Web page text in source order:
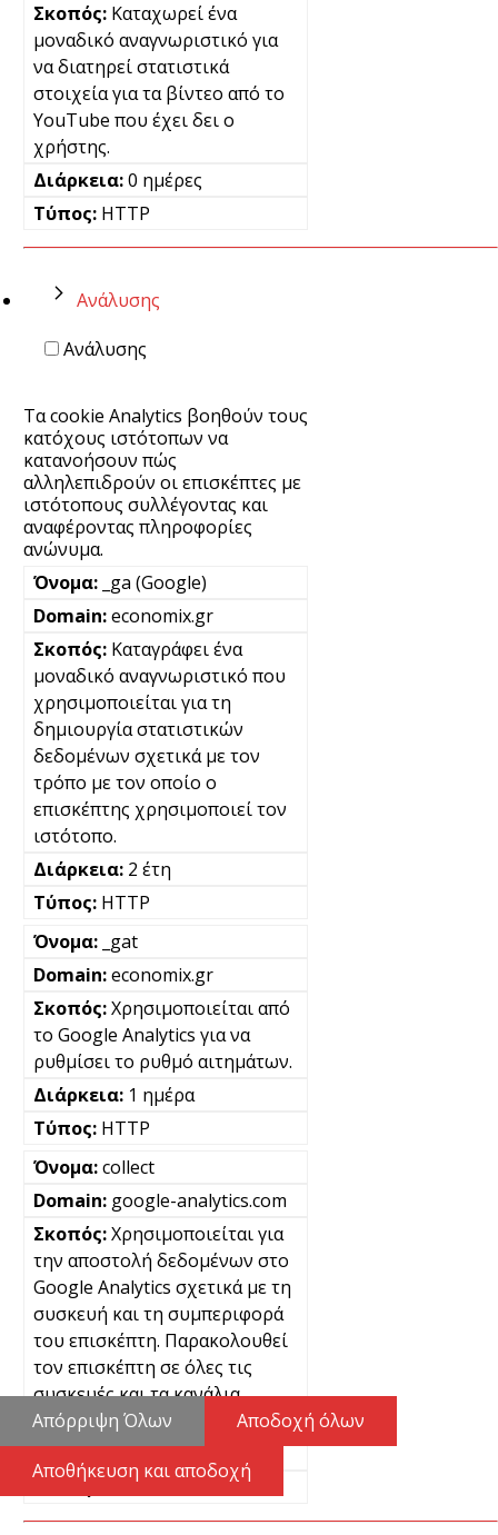
Καταχωρεί ένα
μοναδικό αναγνωριστικό για
να διατηρεί στατιστικά
στοιχεία για τα βίντεο από το
YouTube που έχει δει ο
χρήστης.
0 ημέρες
HTTP
Ανάλυσης
Ανάλυσης
Τα cookie Analytics βοηθούν τους
κατόχους ιστότοπων να
κατανοήσουν πώς
αλληλεπιδρούν οι επισκέπτες με
ιστότοπους συλλέγοντας και
αναφέροντας πληροφορίες
ανώνυμα.
_ga (Google)
economix.gr
Καταγράφει ένα
μοναδικό αναγνωριστικό που
χρησιμοποιείται για τη
δημιουργία στατιστικών
δεδομένων σχετικά με τον
τρόπο με τον οποίο ο
επισκέπτης χρησιμοποιεί τον
ιστότοπο.
2 έτη
HTTP
_gat
economix.gr
Χρησιμοποιείται από
το Google Analytics για να
ρυθμίσει το ρυθμό αιτημάτων.
1 ημέρα
HTTP
collect
google-analytics.com
Χρησιμοποιείται για
την αποστολή δεδομένων στο
Google Analytics σχετικά με τη
συσκευή και τη συμπεριφορά
του επισκέπτη. Παρακολουθεί
τον επισκέπτη σε όλες τις
συσκευές και τα κανάλια
μάρκετινγκ.
Μόνιμα
Pixel
Απόρριψη Όλων Αποδοχή όλων
Αποθήκευση και αποδοχή